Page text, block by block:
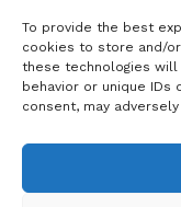
To provide the best
cookies to store and/
these technologies
behavior or unique IDs
consent, may
Bieži uzdoti jautājumi
Kur pirkt?
Sīkdatņu politika